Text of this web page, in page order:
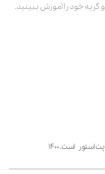
گربه خود را آموزش ببینید.
استور است. ۱۴۰۰